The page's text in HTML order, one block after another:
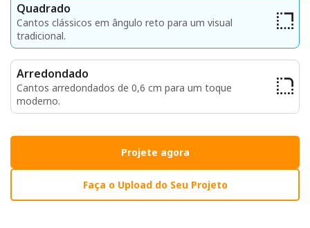
Quadrado
Cantos clássicos em ângulo reto para um visual
tradicional.
Arredondado
Cantos arredondados de 0,6 cm para um toque
moderno.
Projete agora
Faça o Upload do Seu Projeto